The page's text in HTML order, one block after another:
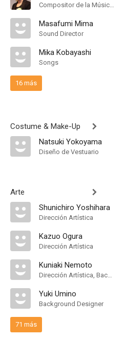
Compositor de la Música Original
Masafumi Mima
Sound Director
Mika Kobayashi
Songs
16 más
Costume & Make-Up
Natsuki Yokoyama
Diseño de Vestuario
Arte
Shunichiro Yoshihara
Dirección Artística
Kazuo Ogura
Dirección Artística
Kuniaki Nemoto
Dirección Artística, Background Designer
Yuki Umino
Background Designer
71 más